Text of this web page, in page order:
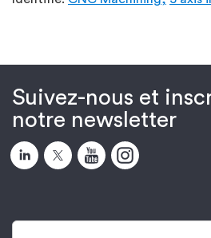
Suivez-nous et
notre newsletter